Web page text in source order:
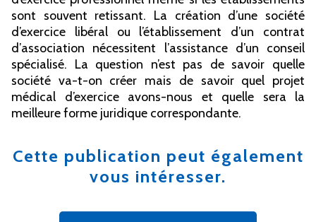
sont souvent retissant. La création d’une société
d’exercice libéral ou l’établissement d’un contrat
d’association nécessitent l’assistance d’un conseil
spécialisé. La question n’est pas de savoir quelle
société va-t-on créer mais de savoir quel projet
médical d’exercice avons-nous et quelle sera la
meilleure forme juridique correspondante.
Cette publication peut également
vous intéresser.